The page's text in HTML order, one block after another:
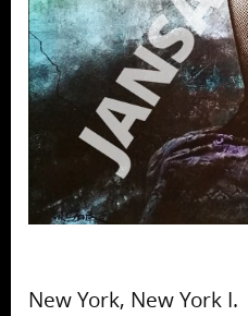
New York, New York I.